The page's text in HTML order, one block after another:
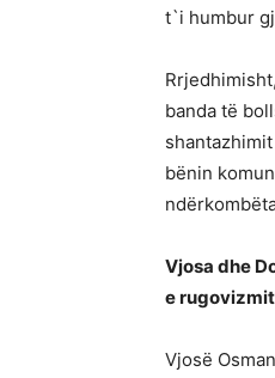
t`i humbur
banda të
bënin
Vjosa dhe
e
Vjosë